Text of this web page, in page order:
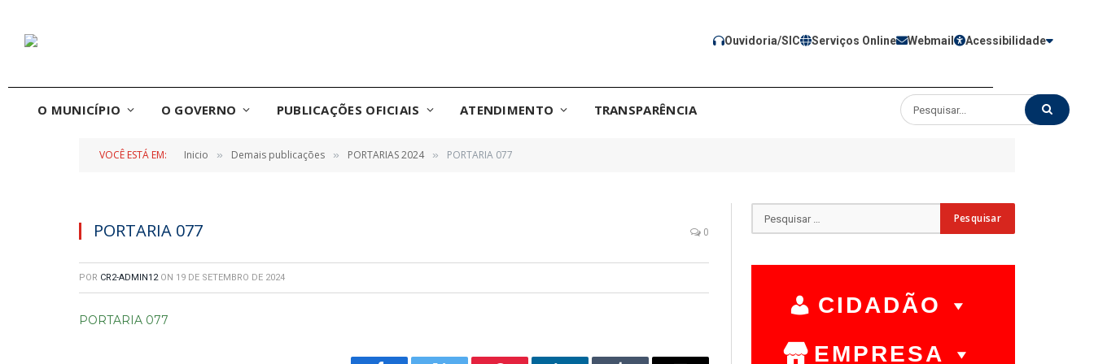
Ouvidoria/SIC Serviços Online Webmail Acessibilidade
O MUNICÍPIO O GOVERNO PUBLICAÇÕES OFICIAIS ATENDIMENTO TRANSPARÊNCIA
VOCÊ ESTÁ EM: Inicio » Demais publicações » PORTARIAS 2024 » PORTARIA 077
PORTARIA 077 0
POR CR2-ADMIN12 ON 19 DE SETEMBRO DE 2024
PORTARIA 077
CIDADÃO
EMPRESA